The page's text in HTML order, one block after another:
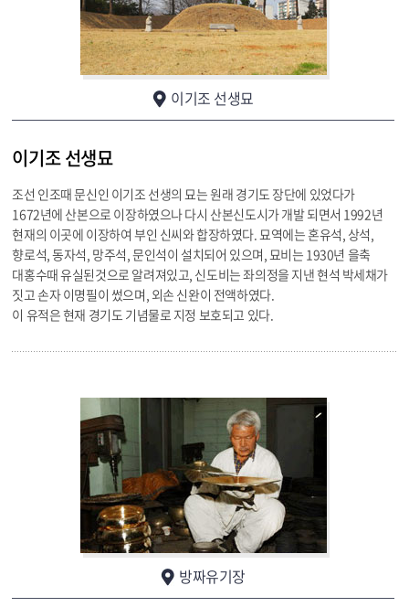
이기조 선생묘
이기조 선생묘
조선 인조때 문신인 이기조 선생의 묘는 원래 경기도 장단에 있었다가
1672년에 산본으로 이장하였으나 다시 산본신도시가 개발 되면서 1992년
현재의 이곳에 이장하여 부인 신씨와 합장하였다. 묘역에는 혼유석, 상석,
향로석, 동자석, 망주석, 문인석이 설치되어 있으며, 묘비는 1930년 을축
대홍수때 유실된것으로 알려져있고, 신도비는 좌의정을 지낸 현석 박세채가
짓고 손자 이명필이 썼으며, 외손 신완이 전액하였다.
이 유적은 현재 경기도 기념물로 지정 보호되고 있다.
방짜유기장